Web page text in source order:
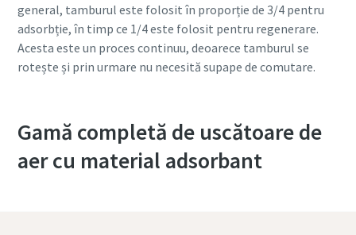
general, tamburul este folosit în proporție de 3/4 pentru
adsorbție, în timp ce 1/4 este folosit pentru regenerare.
Acesta este un proces continuu, deoarece tamburul se
rotește și prin urmare nu necesită supape de comutare.
Gamă completă de uscătoare de
aer cu material adsorbant